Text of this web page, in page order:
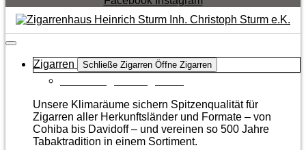
Zigarren Schließe Zigarren Öffne Zigarren
Unsere Klimaräume sichern Spitzenqualität für
Zigarren aller Herkunftsländer und Formate – von
Cohiba bis Davidoff – und vereinen so 500 Jahre
Tabaktradition in einem Sortiment.